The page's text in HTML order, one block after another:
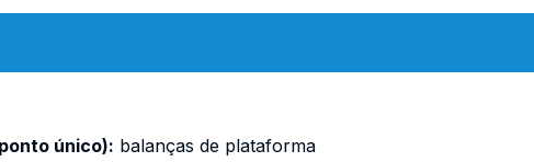
único): balanças de plataforma